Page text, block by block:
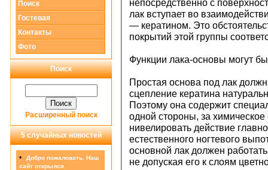
Поиск
Гостевая
Контакты
Фото
Поиск
Расширенный поиск
5 случайных новостей
•
Добро пожаловать. Наш
сайт открылся.
непосредственно с
лак вступает во
— кератином. Это
покрытий этой группы
Функции лака-основы могут
Простая основа под лак
сцепление кератина
Поэтому она содержит
одной стороны, за
нивелировать действие
естественного ногтевого
основной лак должен
не допуская его к слоям